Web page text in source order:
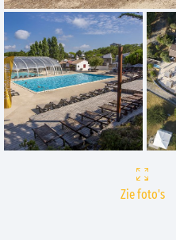
Zie foto's